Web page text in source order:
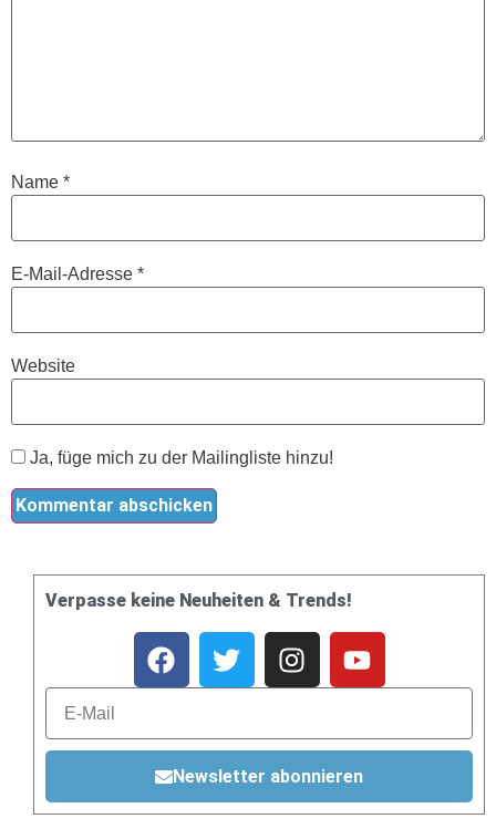
Name *
E-Mail-Adresse *
Website
Ja, füge mich zu der Mailingliste hinzu!
Verpasse keine Neuheiten & Trends!
Newsletter abonnieren